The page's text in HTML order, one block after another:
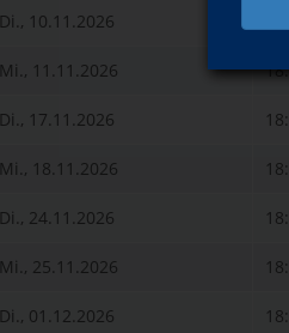
Di., 10.11.2026
Mi., 11.11.2026
Di., 17.11.2026
Mi., 18.11.2026
Di., 24.11.2026
Mi., 25.11.2026
Di., 01.12.2026